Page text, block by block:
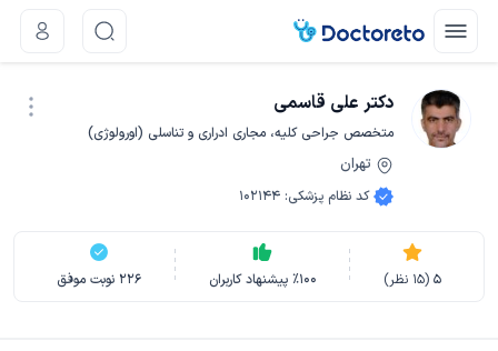
دکتر علی قاسمی
متخصص جراحی کلیه، مجاری ادراری و تناسلی (اورولوژی)
تهران
کد نظام پزشکی:
102144
5
(
15 نظر) ٪100 پیشنهاد کاربران 226 نوبت موفق